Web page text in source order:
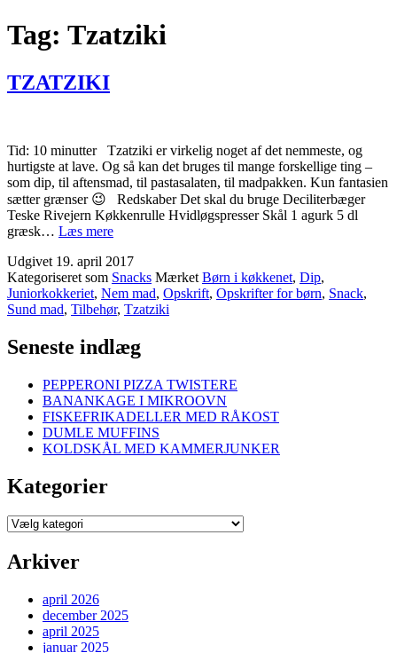
Tag: Tzatziki
TZATZIKI
Tid: 10 minutter Tzatziki er virkelig noget af det nemmeste, og
hurtigste at lave. Og så kan det bruges til mange forskellige ting –
som dip, til aftensmad, til pastasalaten, til madpakken. Kun fantasien
sætter grænser 😉 Redskaber Det skal du bruge Deciliterbæger
Teske Rivejern Køkkenrulle Hvidløgspresser Skål 1 agurk 5 dl
græsk… Læs mereTZATZIKI
Udgivet 19. april 2017
Kategoriseret som Snacks Mærket Børn i køkkenet, Dip,
Juniorkokkeriet, Nem mad, Opskrift, Opskrifter for børn, Snack,
Sund mad, Tilbehør, Tzatziki
Seneste indlæg
PEPPERONI PIZZA TWISTERE
BANANKAGE I MIKROOVN
FISKEFRIKADELLER MED RÅKOST
DUMLE MUFFINS
KOLDSKÅL MED KAMMERJUNKER
Kategorier
Kategorier
Arkiver
april 2026
december 2025
april 2025
januar 2025